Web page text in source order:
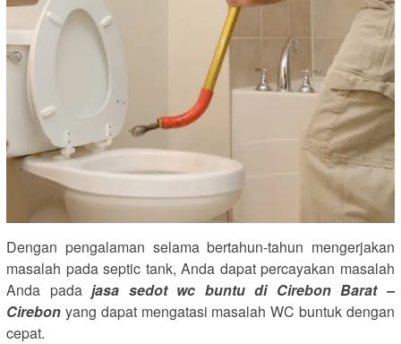
Dengan pengalaman selama bertahun-tahun mengerjakan
masalah pada septic tank, Anda dapat percayakan masalah
Anda padajasa sedot wc buntu di Cirebon Barat –
Cirebon yang dapat mengatasi masalah WC buntuk dengan
cepat.